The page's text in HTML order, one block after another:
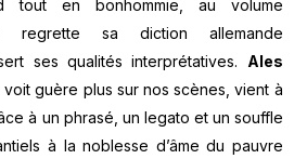
tout en bonhommie, au volume
regrette sa diction allemande
ses qualités interprétatives. Ales
voit guère plus sur nos scènes, vient à
à un phrasé, un legato et un souffle
à la noblesse d’âme du pauvre